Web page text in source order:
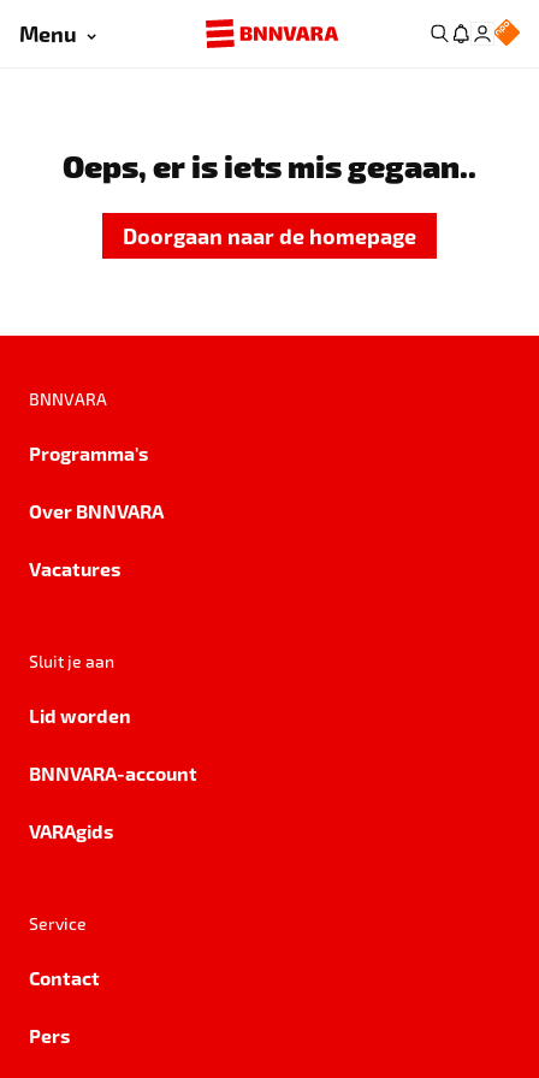
Menu
Oeps, er is iets mis gegaan..
Doorgaan naar de homepage
BNNVARA
Programma's
Over BNNVARA
Vacatures
Sluit je aan
Lid worden
BNNVARA-account
VARAgids
Service
Contact
Pers